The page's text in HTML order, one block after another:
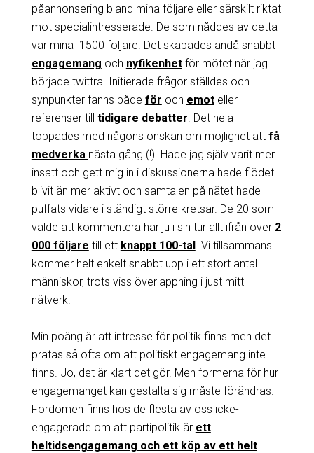
påannonsering bland mina följare eller särskilt riktat
mot specialintresserade. De som nåddes av detta
var mina 1500 följare. Det skapades ändå snabbt
engagemang och nyfikenhetför mötet när jag
började twittra. Initierade frågor ställdes och
synpunkter fanns både för och emoteller
referenser till tidigare debatter . Det hela
toppades med någons önskan om möjlighet att få
medverka nästa gång (!). Hade jag själv varit mer
insatt och gett mig in i diskussionerna hade flödet
blivit än mer aktivt och samtalen på nätet hade
puffats vidare i ständigt större kretsar. De 20 som
valde att kommentera har ju i sin tur allt ifrån över 2
000 följare till ett knappt 100-tal. Vi tillsammans
kommer helt enkelt snabbt upp i ett stort antal
människor, trots viss överlappning i just mitt
nätverk.
Min poäng är att intresse för politik finns men det
pratas så ofta om att politiskt engagemang inte
finns. Jo, det är klart det gör. Men formerna för hur
engagemanget kan gestalta sig måste förändras.
Fördomen finns hos de flesta av oss icke-
engagerade om att partipolitik är ett
heltidsengagemang och ett köp av ett helt